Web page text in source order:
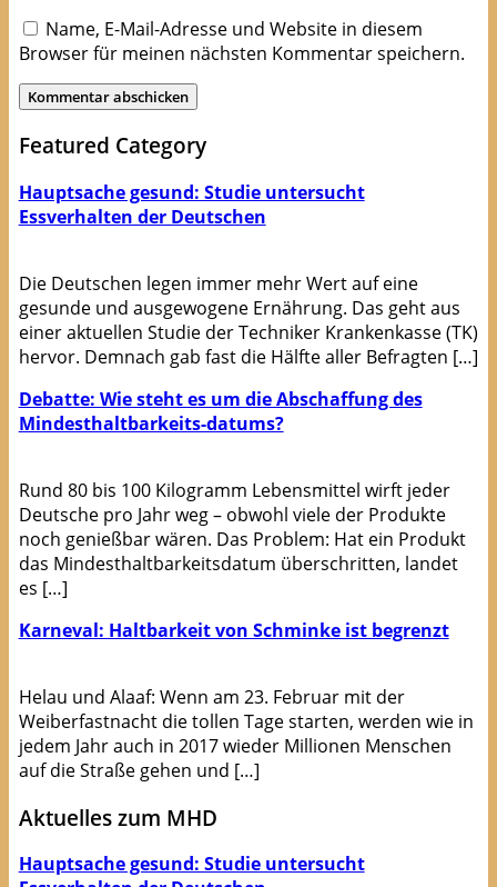
Name, E-Mail-Adresse und Website in diesem
Browser für meinen nächsten Kommentar speichern.
Featured Category
Hauptsache gesund: Studie untersucht
Essverhalten der Deutschen
Die Deutschen legen immer mehr Wert auf eine
gesunde und ausgewogene Ernährung. Das geht aus
einer aktuellen Studie der Techniker Krankenkasse (TK)
hervor. Demnach gab fast die Hälfte aller Befragten […]
Debatte: Wie steht es um die Abschaffung des
Mindesthaltbarkeits-datums?
Rund 80 bis 100 Kilogramm Lebensmittel wirft jeder
Deutsche pro Jahr weg – obwohl viele der Produkte
noch genießbar wären. Das Problem: Hat ein Produkt
das Mindesthaltbarkeitsdatum überschritten, landet
es […]
Karneval: Haltbarkeit von Schminke ist begrenzt
Helau und Alaaf: Wenn am 23. Februar mit der
Weiberfastnacht die tollen Tage starten, werden wie in
jedem Jahr auch in 2017 wieder Millionen Menschen
auf die Straße gehen und […]
Aktuelles zum MHD
Hauptsache gesund: Studie untersucht